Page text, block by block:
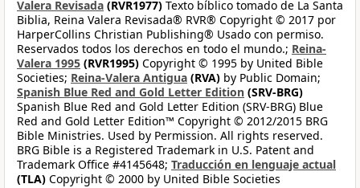
Valera Revisada (RVR1977) Texto bíblico tomado de La Santa
Biblia, Reina Valera Revisada® RVR® Copyright © 2017 por
HarperCollins Christian Publishing® Usado con permiso.
Reservados todos los derechos en todo el mundo.; Reina-
Valera 1995 (RVR1995) Copyright © 1995 by United Bible
Societies; Reina-Valera Antigua (RVA) by Public Domain;
Spanish Blue Red and Gold Letter Edition (SRV-BRG)
Spanish Blue Red and Gold Letter Edition (SRV-BRG) Blue
Red and Gold Letter Edition™ Copyright © 2012/2015 BRG
Bible Ministries. Used by Permission. All rights reserved.
BRG Bible is a Registered Trademark in U.S. Patent and
Trademark Office #4145648; Traducción en lenguaje actual
(TLA) Copyright © 2000 by United Bible Societies